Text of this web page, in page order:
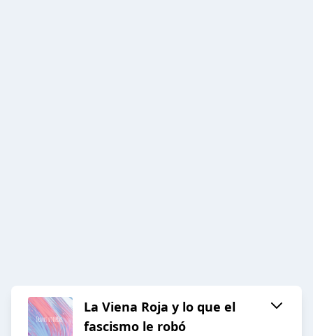
La Viena Roja y lo que el
fascismo le robó